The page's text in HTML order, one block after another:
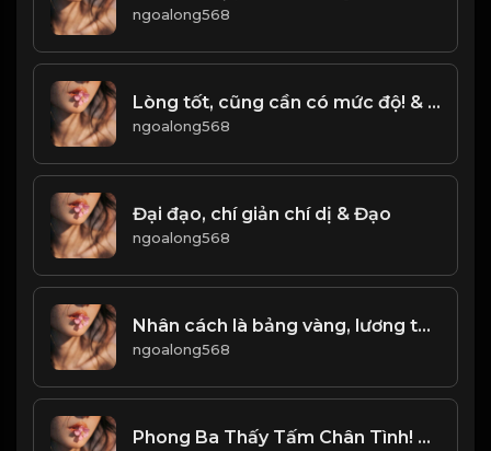
ngoalong568
Lòng tốt, cũng cần có mức độ! & Đạo
ngoalong568
Đại đạo, chí giản chí dị & Đạo
ngoalong568
Nhân cách là bảng vàng, lương tâm là nền tảng! & Đạo
ngoalong568
Phong Ba Thấy Tấm Chân Tình! & Đạo